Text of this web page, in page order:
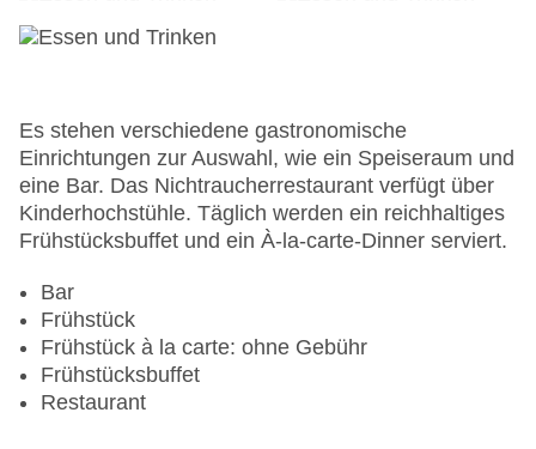
Lift
Haustiere: gegen Gebühr
Zimmerservice
Gesamtanzahl der Stockwerke: 4
Gesamtanzahl der Zimmer: 195
Pools:Kinderbecken, Indoor Pool, Outdoor Pool
Mastercard, Visa
Landeskategorie: 3 Sterne
Es stehen verschiedene gastronomische
Einrichtungen zur Auswahl, wie ein Speiseraum und
eine Bar. Das Nichtraucherrestaurant verfügt über
Kinderhochstühle. Täglich werden ein reichhaltiges
Frühstücksbuffet und ein À-la-carte-Dinner serviert.
Bar
Frühstück
Frühstück à la carte: ohne Gebühr
Frühstücksbuffet
Restaurant